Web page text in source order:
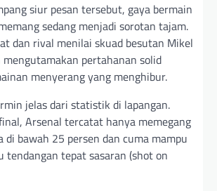
siur pesan tersebut, gaya bermain
sedang menjadi sorotan tajam.
dan rival menilai skuad besutan Mikel
pertahanan solid
menyerang yang menghibur.
jelas dari statistik di lapangan.
Arsenal tercatat hanya memegang
di bawah 25 persen dan cuma mampu
tendangan tepat sasaran (shot on